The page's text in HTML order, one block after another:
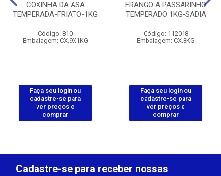
COXINHA DA ASA
TEMPERADA-FRIATO-1KG
Código: 810
Embalagem: CX.9X1KG
Faça seu login ou
cadastre-se para
ver preços e
comprar
FRANGO A PASSARINHO
TEMPERADO 1KG-SADIA
Código: 112018
Embalagem: CX.8KG
Faça seu login ou
cadastre-se para
ver preços e
comprar
Cadastre-se para receber nossas